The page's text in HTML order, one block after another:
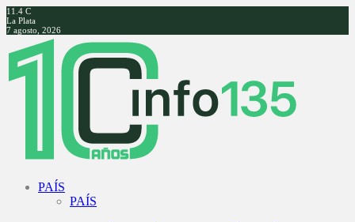
11.4 C
La Plata
7 agosto, 2026
Facebook
Twitter
Instagram
Youtube
PAÍS
PAÍS